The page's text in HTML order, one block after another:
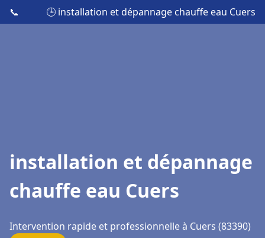
📞 🕒 installation et dépannage chauffe eau Cuers
installation et dépannage
chauffe eau Cuers
Intervention rapide et professionnelle à Cuers (83390)